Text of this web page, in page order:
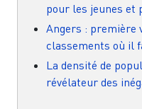
pour les jeunes et
Angers : première
classements où il
La densité de
révélateur des